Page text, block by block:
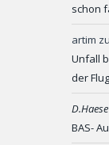
schon
artim
Unfall
der
BAS-